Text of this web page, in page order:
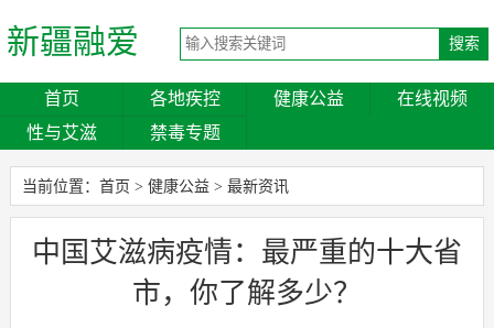
新疆融爱
首页 各地疾控 健康公益
在线视频
性与艾滋
禁毒专题
当前位置： 首页 > 健康公益 > 最新资讯
中国艾滋病疫情：最严重的十大省
市，你了解多少？